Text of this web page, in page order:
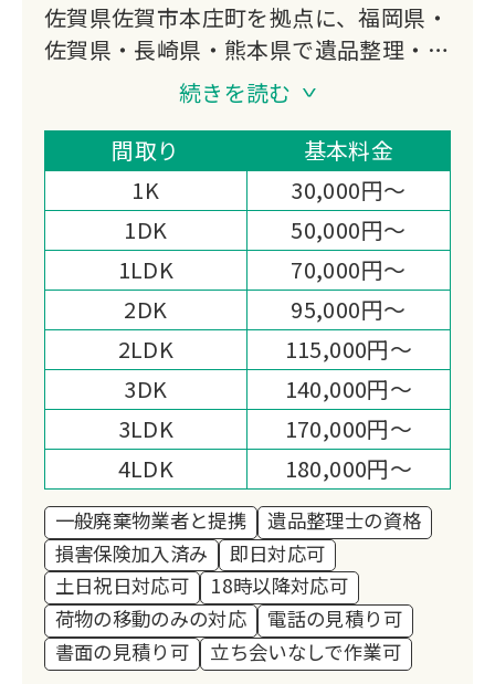
佐賀県佐賀市本庄町を拠点に、福岡県・
佐賀県・長崎県・熊本県で遺品整理・生
前整理・特殊清掃に対応しています。
遺品整理士の資格を持つスタッフがデジ
タル遺品整理からお焚き上げ・遺品供養
まで幅広く担い、一般廃棄物業者との提
携と損害保険加入を備えた体制が選ばれ
る理由です。
続きを読む
間取り
基本料金
1K
30,000円～
1DK
50,000円～
1LDK
70,000円～
2DK
95,000円～
2LDK
115,000円～
3DK
140,000円～
3LDK
170,000円～
4LDK
180,000円～
一般廃棄物業者と提携
遺品整理士の資格
損害保険加入済み
即日対応可
土日祝日対応可
18時以降対応可
荷物の移動のみの対応
電話の見積り可
書面の見積り可
立ち会いなしで作業可